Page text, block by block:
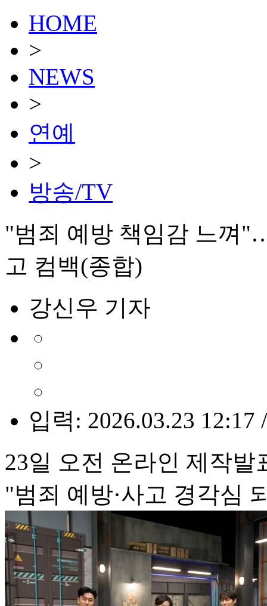
HOME
>
NEWS
>
연예
>
방송/TV
"범죄 예방 책임감 느껴
고 컴백(종합)
강신우 기자
입력: 2026.03.23 12:17
23일 오전 온라인 제작발
"범죄 예방·사고 경각심